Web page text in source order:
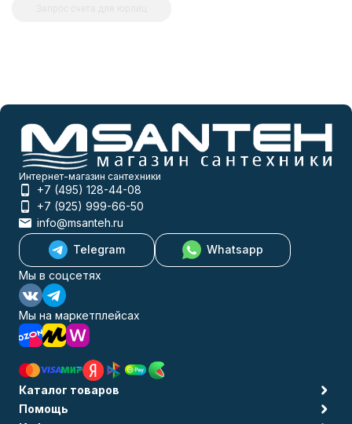
Интернет-магазин сантехники
+7 (495) 128-44-08
+7 (925) 999-66-50
info@msanteh.ru
Telegram
Whatsapp
Мы в соцсетях
Мы на маркетплейсах
Каталог товаров
Помощь